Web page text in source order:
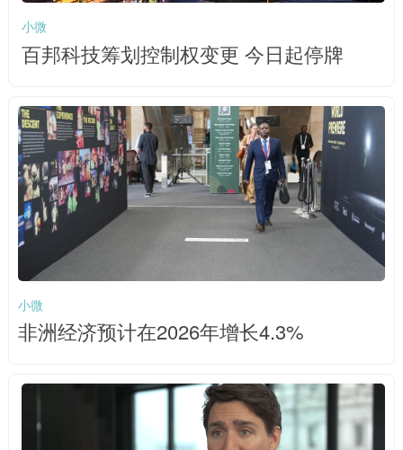
小微
百邦科技筹划控制权变更 今日起停牌
小微
非洲经济预计在2026年增长4.3%